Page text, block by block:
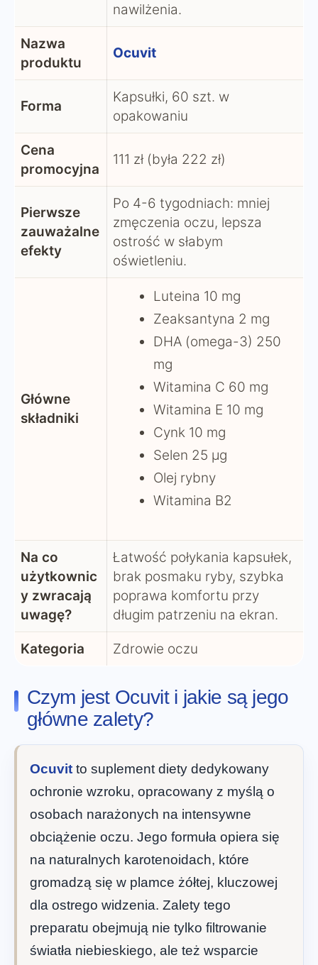
nawilżenia.
Nazwa
produktu
Ocuvit
Forma
Kapsułki, 60 szt. w
opakowaniu
Cena
promocyjna
111 zł (była 222 zł)
Pierwsze
zauważalne
efekty
Po 4-6 tygodniach: mniej
zmęczenia oczu, lepsza
ostrość w słabym
oświetleniu.
Główne
składniki
Luteina 10 mg
Zeaksantyna 2 mg
DHA (omega-3) 250
mg
Witamina C 60 mg
Witamina E 10 mg
Cynk 10 mg
Selen 25 µg
Olej rybny
Witamina B2
Na co
użytkownic
y zwracają
uwagę?
Łatwość połykania kapsułek,
brak posmaku ryby, szybka
poprawa komfortu przy
długim patrzeniu na ekran.
Kategoria Zdrowie oczu
Czym jest Ocuvit i jakie są jego
główne zalety?
Ocuvit to suplement diety dedykowany
ochronie wzroku, opracowany z myślą o
osobach narażonych na intensywne
obciążenie oczu. Jego formuła opiera się
na naturalnych karotenoidach, które
gromadzą się w plamce żółtej, kluczowej
dla ostrego widzenia. Zalety tego
preparatu obejmują nie tylko filtrowanie
światła niebieskiego, ale też wsparcie